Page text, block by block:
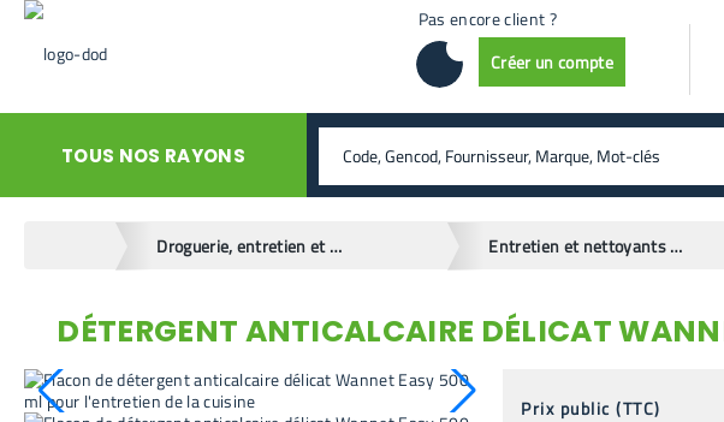
Pas encore client ?
Créer un compte
TOUS NOS RAYONS rechercher
Droguerie, entretien et hygiène Entretien et nettoyants cuisine
retour en arrière
DÉTERGENT ANTICALCAIRE DÉLICAT
Prix public (TTC)